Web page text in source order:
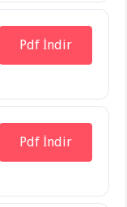
Pdf İndir
Pdf İndir